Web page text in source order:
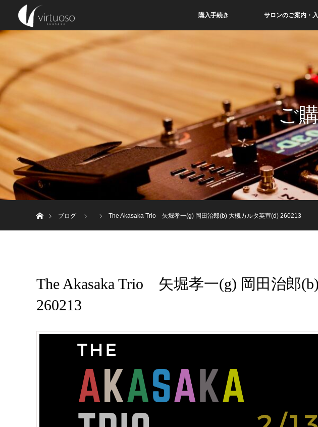
購入手続き サロンのご案内・
ご
ブログ
The Akasaka Trio 矢堀孝一(g) 岡田治郎(b) 大槻カルタ英宣(d) 260213
The Akasaka Trio 矢堀孝一(g) 岡田治郎
260213